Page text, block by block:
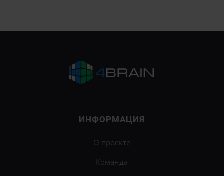
ИНФОРМАЦИЯ
О проекте
Команда